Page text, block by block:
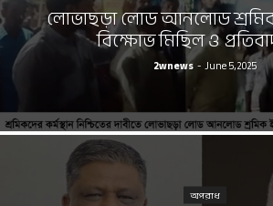
লোভাছড়া লোড আনলোড
বিক্ষোভ মিছিল ও
2wnews - June 5, 2025
অপরাধ